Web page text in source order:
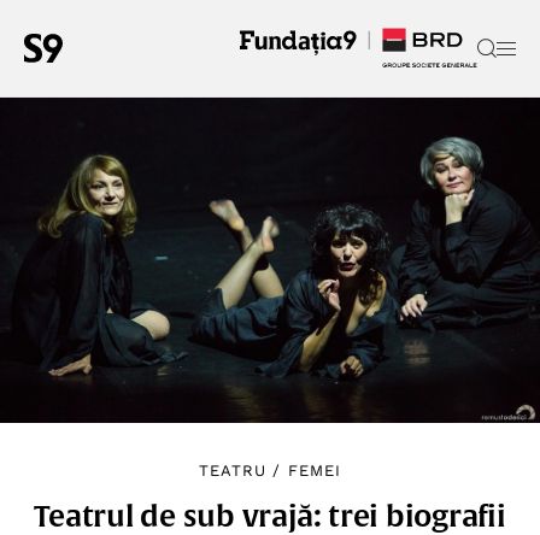
TEATRU / FEMEI
Teatrul de sub vrajă: trei biografii